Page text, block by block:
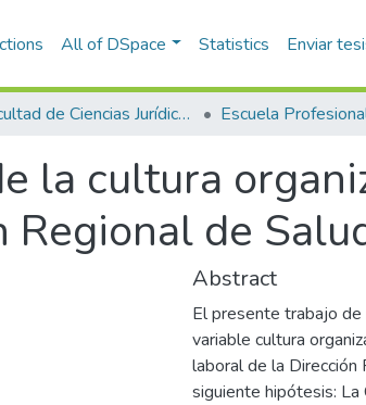
All of DSpace Statistics Enviar
Facultad de Ciencias Jurídicas y Empresariales
la cultura
Regional de
Abstract
El presente trabajo
variable cultura
laboral de la Dirección
siguiente hipótesis: La